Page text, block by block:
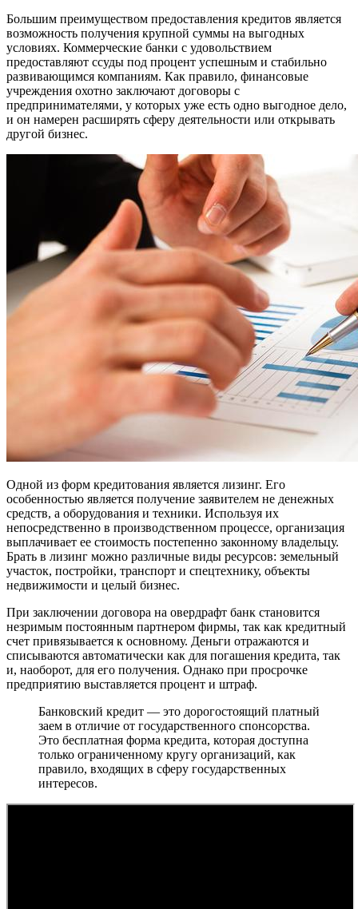
Большим преимуществом предоставления кредитов является
возможность получения крупной суммы на выгодных
условиях. Коммерческие банки с удовольствием
предоставляют ссуды под процент успешным и стабильно
развивающимся компаниям. Как правило, финансовые
учреждения охотно заключают договоры с
предпринимателями, у которых уже есть одно выгодное дело,
и он намерен расширять сферу деятельности или открывать
другой бизнес.
Одной из форм кредитования является лизинг. Его
особенностью является получение заявителем не денежных
средств, а оборудования и техники. Используя их
непосредственно в производственном процессе, организация
выплачивает ее стоимость постепенно законному владельцу.
Брать в лизинг можно различные виды ресурсов: земельный
участок, постройки, транспорт и спецтехнику, объекты
недвижимости и целый бизнес.
При заключении договора на овердрафт банк становится
незримым постоянным партнером фирмы, так как кредитный
счет привязывается к основному. Деньги отражаются и
списываются автоматически как для погашения кредита, так
и, наоборот, для его получения. Однако при просрочке
предприятию выставляется процент и штраф.
Банковский кредит — это дорогостоящий платный
заем в отличие от государственного спонсорства.
Это бесплатная форма кредита, которая доступна
только ограниченному кругу организаций, как
правило, входящих в сферу государственных
интересов.